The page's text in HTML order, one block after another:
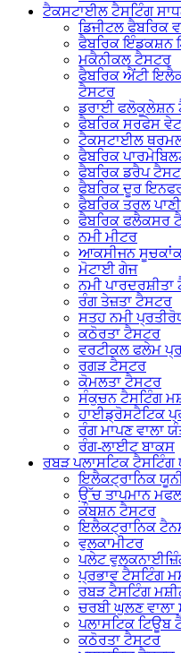
ਟੈਕਸਟਾਈਲ ਟੈਸਟਿੰਗ
ਡਿਜੀਟਲ ਫੈਬਰਿਕ
ਫੈਬਰਿਕ ਇੰਡਕਸ਼ਨ
ਮਕੈਨੀਕਲ ਟੈਸਟਰ
ਫੈਬਰਿਕ ਐਂਟੀ
ਟੈਸਟਰ
ਡਰਾਈ ਫਲੋਕੂਲੇਸ਼ਨ
ਫੈਬਰਿਕ ਸਰਫੇਸ
ਟੈਕਸਟਾਈਲ
ਫੈਬਰਿਕ
ਫੈਬਰਿਕ ਡਰੈਪ
ਫੈਬਰਿਕ ਦੂਰ
ਫੈਬਰਿਕ ਤਰਲ
ਫੈਬਰਿਕ ਫਲੈਕਸਰ
ਨਮੀ ਮੀਟਰ
ਆਕਸੀਜਨ
ਮੋਟਾਈ ਗੇਜ
ਨਮੀ
ਰੰਗ ਤੇਜ਼ਤਾ ਟੈਸਟਰ
ਸਤਹ ਨਮੀ
ਕਠੋਰਤਾ ਟੈਸਟਰ
ਵਰਟੀਕਲ ਫਲੇਮ
ਰਗੜ ਟੈਸਟਰ
ਕੋਮਲਤਾ ਟੈਸਟਰ
ਸੰਕੁਚਨ ਟੈਸਟਿੰਗ
ਹਾਈਡ੍ਰੋਸਟੈਟਿਕ
ਰੰਗ ਮਾਪਣ ਵਾਲਾ
ਰੰਗ-ਲਾਈਟ ਬਾਕਸ
ਰਬੜ ਪਲਾਸਟਿਕ ਟੈਸਟਿੰਗ
ਇਲੈਕਟ੍ਰਾਨਿਕ
ਉੱਚ ਤਾਪਮਾਨ
ਕੰਬਸ਼ਨ ਟੈਸਟਰ
ਇਲੈਕਟ੍ਰਾਨਿਕ
ਵੁਲਕਾਮੀਟਰ
ਪਲੇਟ
ਪ੍ਰਭਾਵ ਟੈਸਟਿੰਗ
ਰਬੜ ਟੈਸਟਿੰਗ
ਚਰਬੀ ਘੁਲਣ ਵਾਲਾ
ਪਲਾਸਟਿਕ ਟਿਊਬ
ਕਠੋਰਤਾ ਟੈਸਟਰ